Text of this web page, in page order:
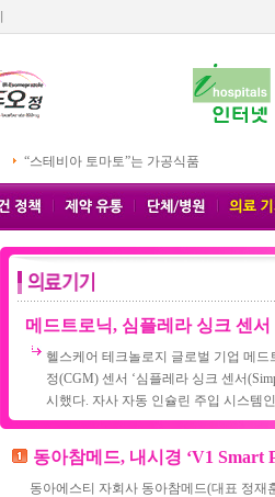
“스테비아 토마토”는 가공식품
메드트로닉, 심플레라 싱크 센
헬스케어 테크놀로지 글로벌 기업 메
정(CGM) 센서 ‘심플레라 싱크 센서
시했다. 자사 자동 인슐린 주입 시스템
동아참메드, 내시경 ‘V1 Smart
동아에스티 자회사 동아참메드(대표 정재